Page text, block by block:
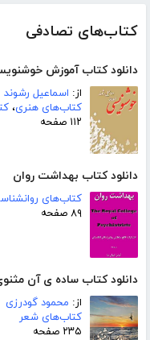
کتاب‌های تصادفی
دانلود کتاب آموزش
از: اسماعیل رشوند
کتاب‌های هنری،
۱۱۲ صفحه
دانلود کتاب بهداشت روان
کتاب‌های
۸۹ صفحه
دانلود کتاب ساده ی آن
از: محمود گودرزی
کتاب‌های شعر
۲۳۵ صفحه